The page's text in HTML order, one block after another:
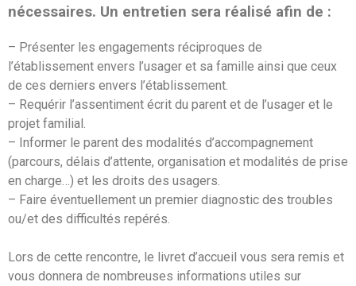
nécessaires. Un entretien sera réalisé afin de :
– Présenter les engagements réciproques de
l’établissement envers l’usager et sa famille ainsi que ceux
de ces derniers envers l’établissement.
– Requérir l’assentiment écrit du parent et de l’usager et le
projet familial.
– Informer le parent des modalités d’accompagnement
(parcours, délais d’attente, organisation et modalités de prise
en charge…) et les droits des usagers.
– Faire éventuellement un premier diagnostic des troubles
ou/et des difficultés repérés.
Lors de cette rencontre, le livret d’accueil vous sera remis et
vous donnera de nombreuses informations utiles sur